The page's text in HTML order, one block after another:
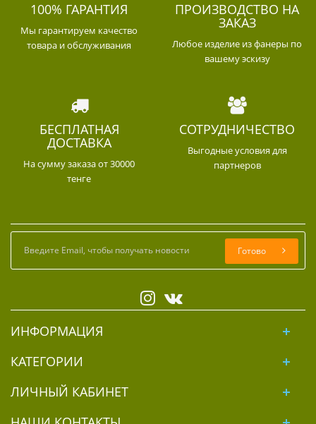
100% ГАРАНТИЯ
Мы гарантируем качество
товара и обслуживания
ПРОИЗВОДСТВО НА
ЗАКАЗ
Любое изделие из фанеры по
вашему эскизу
БЕСПЛАТНАЯ
ДОСТАВКА
На сумму заказа от 30000
тенге
СОТРУДНИЧЕСТВО
Выгодные условия для
партнеров
Готово
ИНФОРМАЦИЯ
КАТЕГОРИИ
ЛИЧНЫЙ КАБИНЕТ